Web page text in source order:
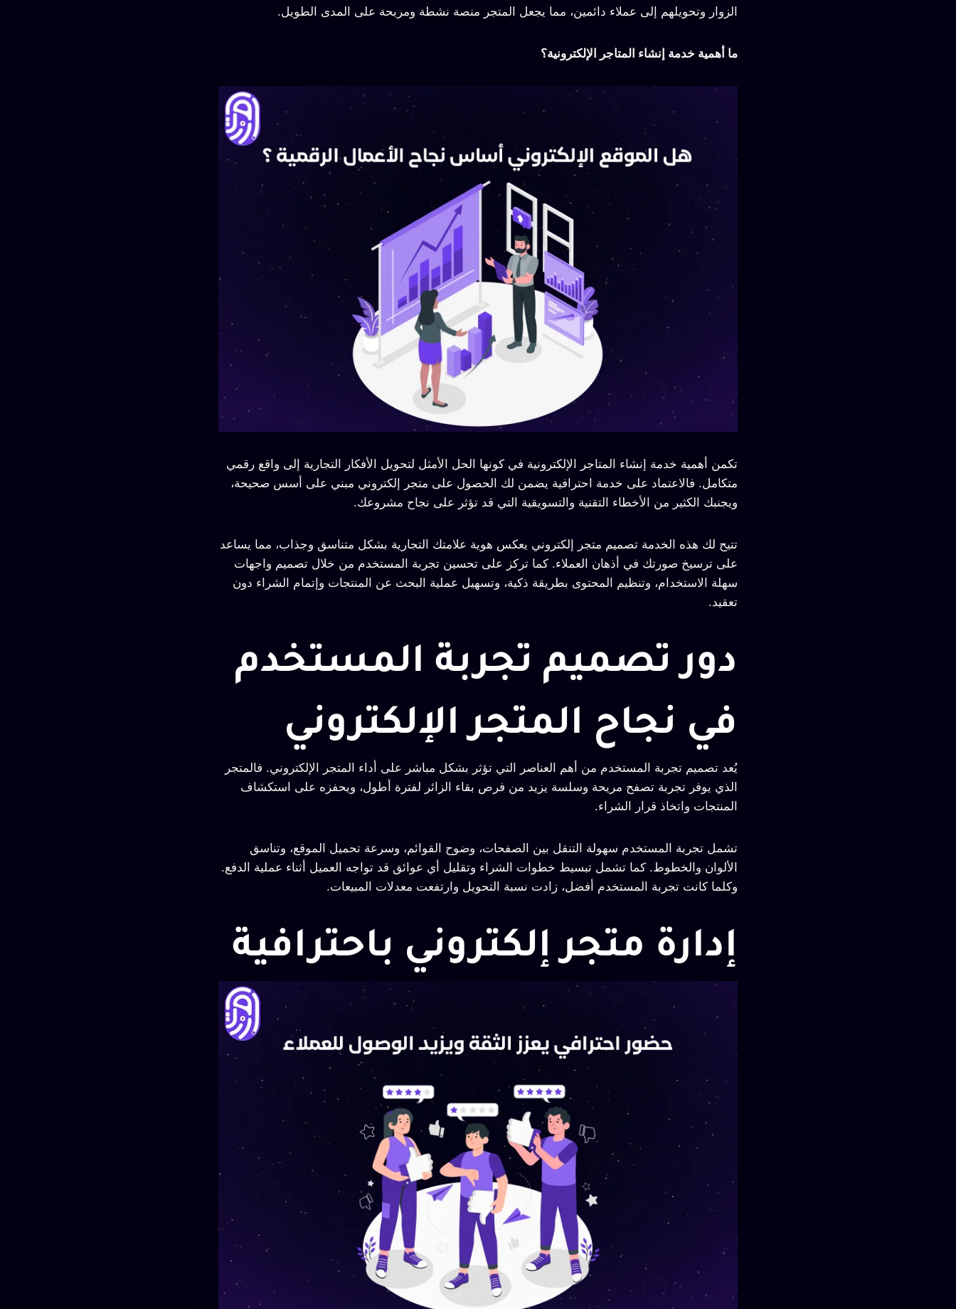
الزوار وتحويلهم إلى عملاء دائمين، مما يجعل المتجر منصة نشطة ومربحة على المدى الطويل.
ما أهمية خدمة إنشاء المتاجر الإلكترونية؟
تكمن أهمية خدمة إنشاء المتاجر الإلكترونية في كونها الحل الأمثل لتحويل الأفكار التجارية إلى واقع رقمي
متكامل. فالاعتماد على خدمة احترافية يضمن لك الحصول على متجر إلكتروني مبني على أسس صحيحة،
ويجنبك الكثير من الأخطاء التقنية والتسويقية التي قد تؤثر على نجاح مشروعك.
تتيح لك هذه الخدمة تصميم متجر إلكتروني يعكس هوية علامتك التجارية بشكل متناسق وجذاب، مما يساعد
على ترسيخ صورتك في أذهان العملاء. كما تركز على تحسين تجربة المستخدم من خلال تصميم واجهات
سهلة الاستخدام، وتنظيم المحتوى بطريقة ذكية، وتسهيل عملية البحث عن المنتجات وإتمام الشراء دون
تعقيد.
دور تصميم تجربة المستخدم
في نجاح المتجر الإلكتروني
يُعد تصميم تجربة المستخدم من أهم العناصر التي تؤثر بشكل مباشر على أداء المتجر الإلكتروني. فالمتجر
الذي يوفر تجربة تصفح مريحة وسلسة يزيد من فرص بقاء الزائر لفترة أطول، ويحفزه على استكشاف
المنتجات واتخاذ قرار الشراء.
تشمل تجربة المستخدم سهولة التنقل بين الصفحات، وضوح القوائم، وسرعة تحميل الموقع، وتناسق
الألوان والخطوط. كما تشمل تبسيط خطوات الشراء وتقليل أي عوائق قد تواجه العميل أثناء عملية الدفع.
وكلما كانت تجربة المستخدم أفضل، زادت نسبة التحويل وارتفعت معدلات المبيعات.
إدارة متجر إلكتروني باحترافية